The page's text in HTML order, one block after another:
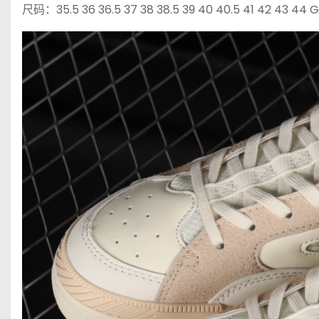
尺码：35.5 36 36.5 37 38 38.5 39 40 40.5 41 42 43 44